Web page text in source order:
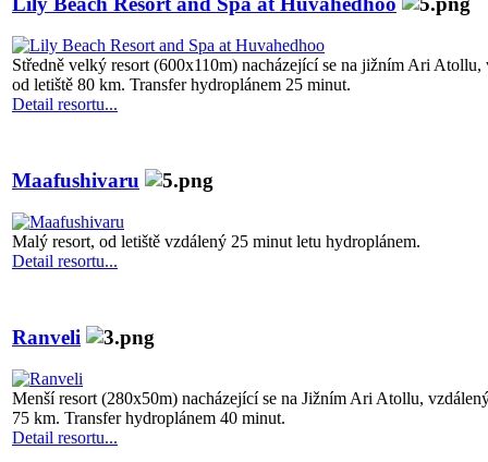
Středně velký resort (600x110m) nacházející se na jižním Ari Atollu,
od letiště 80 km. Transfer hydroplánem 25 minut.
Detail resortu...
Maafushivaru
Malý resort, od letiště vzdálený 25 minut letu hydroplánem.
Detail resortu...
Ranveli
Menší resort (280x50m) nacházející se na Jižním Ari Atollu,
75 km. Transfer hydroplánem 40 minut.
Detail resortu...